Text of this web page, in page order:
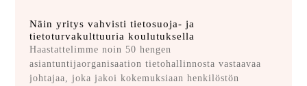
Näin yritys vahvisti tietosuoja- ja
tietoturvakulttuuria koulutuksella
Haastattelimme noin 50 hengen
asiantuntijaorganisaation tietohallinnosta vastaavaa
johtajaa, joka jakoi kokemuksiaan henkilöstön